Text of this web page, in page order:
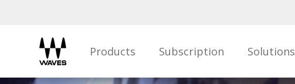
Products Subscription Solutions